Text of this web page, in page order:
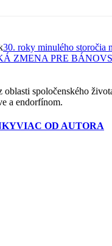
30. roky minulého storočia
ZMENA PRE
oblasti spoločenského
a endorfínom.
VIAC OD AUTORA